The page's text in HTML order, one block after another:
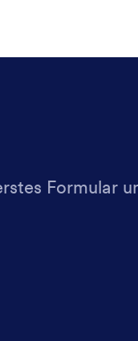
Formular